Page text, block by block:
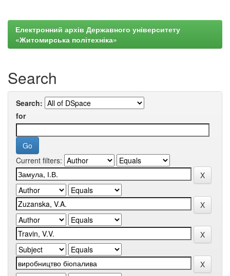
Електронний архів Державного університету
«Житомирська політехніка»
Search
Search:
for
Current filters: